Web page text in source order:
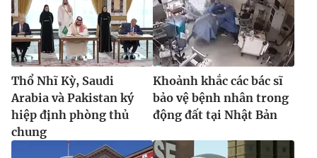
Thổ Nhĩ Kỳ, Saudi
Arabia và Pakistan ký
hiệp định phòng thủ
chung
Khoảnh khắc các bác sĩ
bảo vệ bệnh nhân trong
động đất tại Nhật Bản